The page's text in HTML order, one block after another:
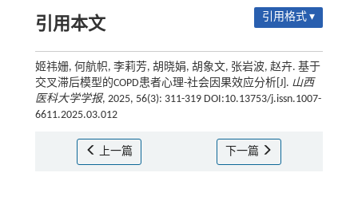
引用本文 引用格式 ▾
姬祎姗, 何航帜, 李莉芳, 胡晓娟, 胡象文, 张岩波, 赵卉. 基于
交叉滞后模型的COPD患者心理-社会因果效应分析[J]. 山西
医科大学学报, 2025, 56(3): 311-319 DOI:10.13753/j.issn.1007-
6611.2025.03.012
上一篇 下一篇